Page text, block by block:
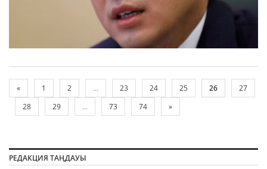
« 1 2 ... 23 24 25 26
27
28
29 ... 73 74 »
РЕДАКЦИЯ ТАҢДАУЫ